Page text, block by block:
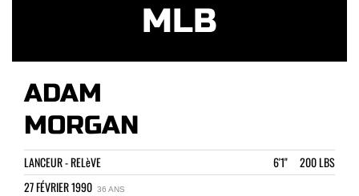
MLB
ADAM
MORGAN
LANCEUR - RELèVE
6'1" 200 LBS
27 FÉVRIER 1990 36 ANS